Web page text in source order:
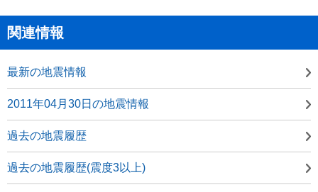
関連情報
最新の地震情報
2011年04月30日の地震情報
過去の地震履歴
過去の地震履歴(震度3以上)